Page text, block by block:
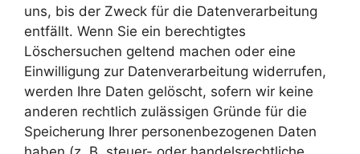
uns, bis der Zweck für die Datenverarbeitung
entfällt. Wenn Sie ein berechtigtes
Löschersuchen geltend machen oder eine
Einwilligung zur Datenverarbeitung widerrufen,
werden Ihre Daten gelöscht, sofern wir keine
anderen rechtlich zulässigen Gründe für die
Speicherung Ihrer personenbezogenen Daten